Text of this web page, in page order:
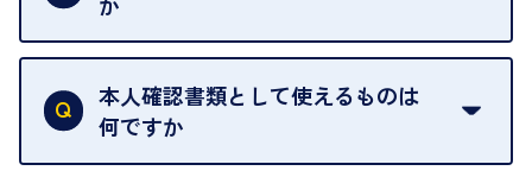
買取店は古物営業法により、お客様のご本人確認を
行うことが義務付けられています。安心してお取引
いただくためにも、ご協力をお願いいたします。
本人確認書類として使えるものは
何ですか